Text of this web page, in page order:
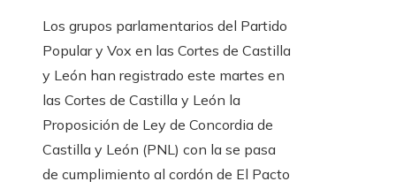
Los grupos parlamentarios del Partido
Popular y Vox en las Cortes de Castilla
y León han registrado este martes en
las Cortes de Castilla y León la
Proposición de Ley de Concordia de
Castilla y León (PNL) con la se pasa
de cumplimiento al cordón de El Pacto